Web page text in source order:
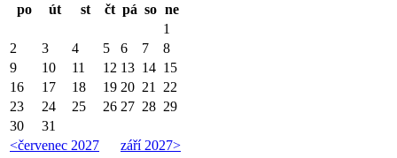
po
út st čt pá so ne
<červenec 2027 září 2027>
1
2
3 4 5 6 7
8
9
10 11 12 13 14 15
16
17 18 19 20 21
22
23
24 25 26 27 28 29
30
31